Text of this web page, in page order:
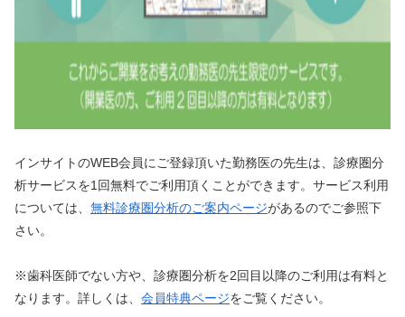
インサイトのWEB会員にご登録頂いた勤務医の先生は、診療圏分
析サービスを1回無料でご利用頂くことができます。サービス利用
については、 無料診療圏分析のご案内ページがあるのでご参照下
さい。
※歯科医師でない方や、診療圏分析を2回目以降のご利用は有料と
なります。詳しくは、 会員特典ページをご覧ください。